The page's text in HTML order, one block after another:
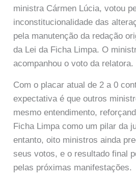
ministra Cármen Lúcia, votou
inconstitucionalidade das
pela manutenção da redação
da Lei da Ficha Limpa. O
acompanhou o voto da relatora.
Com o placar atual de 2 a 0
expectativa é que outros
mesmo entendimento,
Ficha Limpa como um pilar da
entanto, oito ministros ainda
seus votos, e o resultado final
pelas próximas manifestações.